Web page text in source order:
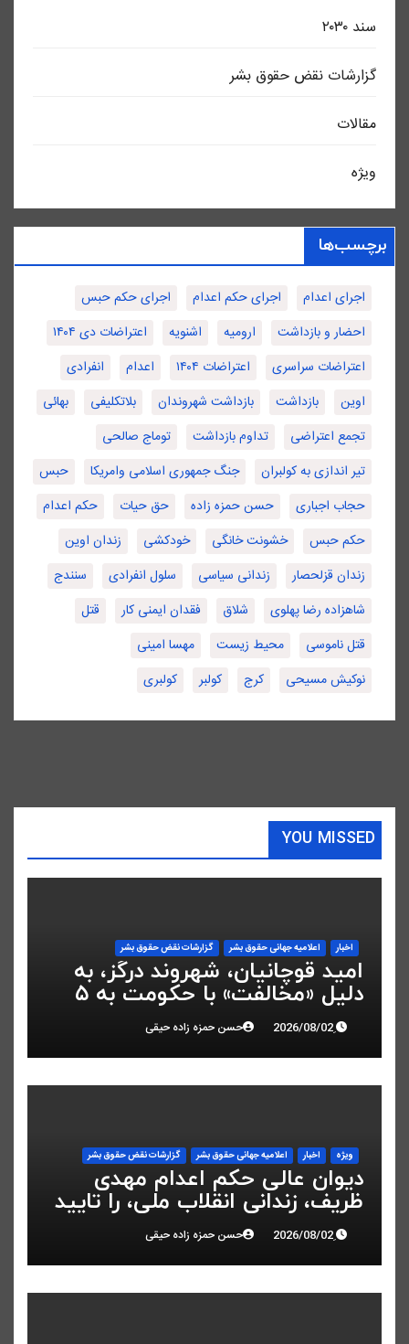
سند ٢٠٣٠
گزارشات نقض حقوق بشر
مقالات
ویژه
برچسب‌ها
اجرای اعدام اجرای حکم اعدام
اجرای حکم حبس
احضار و بازداشت
ارومیه اشنویه
اعتراضات دی ۱۴۰۴
اعتراضات سراسری
اعتراضات ۱۴۰۴ اعدام
انفرادی
اوین
بازداشت بازداشت شهروندان بلاتکلیفی
بهائی
تجمع اعتراضی
تداوم بازداشت
توماج صالحی
تیر اندازی به کولبران
جنگ جمهوری اسلامی وامریکا
حبس
حجاب اجباری
حسن حمزه زاده حق حیات
حکم اعدام
حکم حبس
خشونت خانگی خودکشی
زندان اوین
زندان قزلحصار
زندانی سیاسی سلول انفرادی
سنندج
شاهزاده رضا پهلوی
شلاق فقدان ایمنی کار
قتل
قتل ناموسی
محیط زیست
مهسا امینی
نوکیش مسیحی
کرج کولبر کولبری
YOU MISSED
اخبار اعلاميه جهانی حقوق بشر گزارشات نقض حقوق بشر
امید قوچانیان، شهروند درگز، به
دلیل «مخالفت» با حکومت به ۵
سال زندان محکوم شد
حسن حمزه زاده حیقی
ویژه اخبار اعلاميه جهانی حقوق بشر گزارشات نقض حقوق بشر
دیوان عالی حکم اعدام مهدی
ظریف، زندانی انقلاب ملی، را تایید
کرد حسن حمزه زاده حیقی